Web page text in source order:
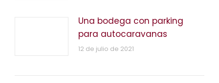
Una bodega con parking
para autocaravanas
12 de julio de 2021